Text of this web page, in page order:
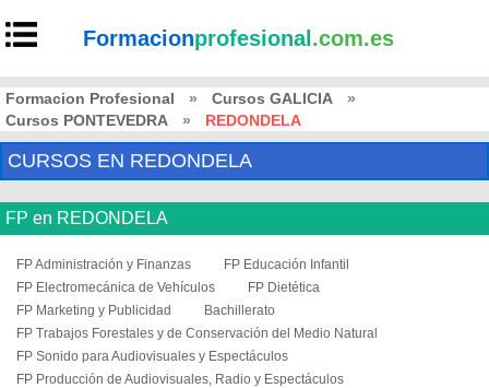
Formacionprofesional .com.es
Formacion Profesional » Cursos GALICIA
»
Cursos PONTEVEDRA
» REDONDELA
CURSOS EN REDONDELA
FP en REDONDELA
FP Administración y Finanzas
FP Educación Infantil
FP Electromecánica de Vehículos
FP Dietética
FP Marketing y Publicidad
Bachillerato
FP Trabajos Forestales y de Conservación del Medio Natural
FP Sonido para Audiovisuales y Espectáculos
FP Producción de Audiovisuales, Radio y Espectáculos